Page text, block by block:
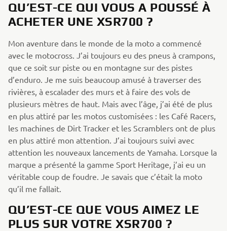
QU’EST-CE QUI VOUS A POUSSÉ À
ACHETER UNE XSR700 ?
Mon aventure dans le monde de la moto a commencé
avec le motocross. J’ai toujours eu des pneus à crampons,
que ce soit sur piste ou en montagne sur des pistes
d’enduro. Je me suis beaucoup amusé à traverser des
rivières, à escalader des murs et à faire des vols de
plusieurs mètres de haut. Mais avec l’âge, j’ai été de plus
en plus attiré par les motos customisées : les Café Racers,
les machines de Dirt Tracker et les Scramblers ont de plus
en plus attiré mon attention. J’ai toujours suivi avec
attention les nouveaux lancements de Yamaha. Lorsque la
marque a présenté la gamme Sport Heritage, j’ai eu un
véritable coup de foudre. Je savais que c’était la moto
qu’il me fallait.
QU’EST-CE QUE VOUS AIMEZ LE
PLUS SUR VOTRE XSR700 ?